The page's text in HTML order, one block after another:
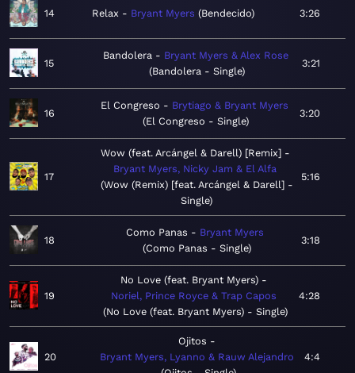
14 Relax Bryant Myers Bendecido 3:26
15
Bandolera
Bryant Myers & Alex Rose
Bandolera - Single
3:21
16
El Congreso
Brytiago & Bryant Myers
El Congreso - Single
3:20
17
Wow (feat. Arcángel & Darell) [Remix]
Bryant Myers, Nicky Jam & El Alfa
Wow (Remix) [feat. Arcángel & Darell] -
Single
5:16
18
Como Panas
Bryant Myers
Como Panas - Single
3:18
19
No Love (feat. Bryant Myers)
Noriel, Prince Royce & Trap Capos
No Love (feat. Bryant Myers) - Single
4:28
20
Ojitos
Bryant Myers, Lyanno & Rauw Alejandro
4:4